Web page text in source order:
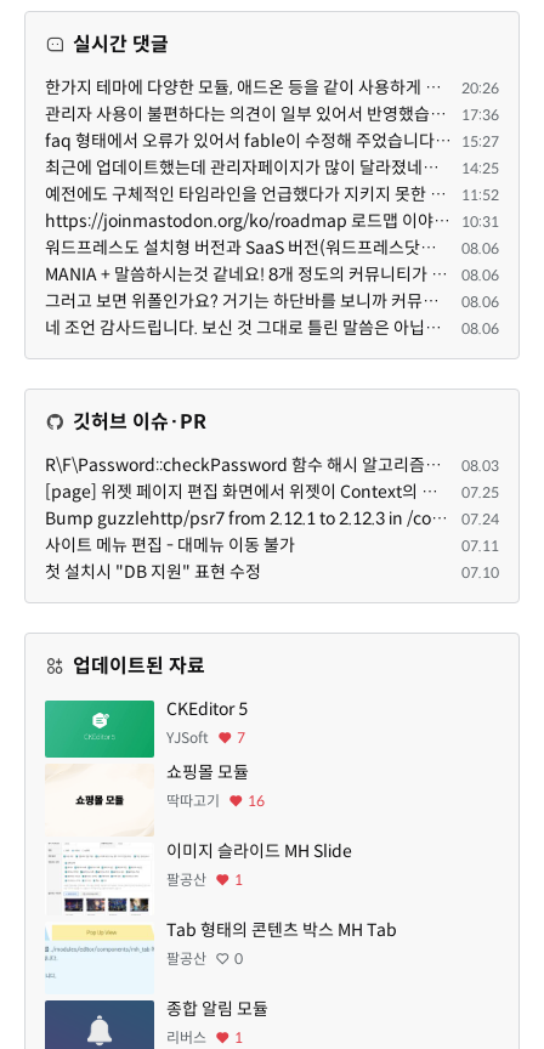
실시간 댓글
한가지 테마에 다양한 모듈, 애드온 등을 같이 사용하게 되면 의외로 어려운게 일관성이 있는 디자인의 유지... 20:26
관리자 사용이 불편하다는 의견이 일부 있어서 반영했습니다 ㅎㅎ 8.4이상도 지원될 수 있도록 10.5.2 혹은 ... 17:36
faq 형태에서 오류가 있어서 fable이 수정해 주었습니다. 참고하세요. 증상 FAQ형 목록에서 항목을 펼치면 ... 15:27
최근에 업데이트했는데 관리자페이지가 많이 달라졌네요 여기서 모듈 설치하려고 하니 php 8.4.14버전이라 8... 14:25
예전에도 구체적인 타임라인을 언급했다가 지키지 못한 것에 죄송한 마음이 있다 보니 (코어 개발/운영 자체... 11:52
https://joinmastodon.org/ko/roadmap 로드맵 이야기가 나온김에 적자면 공홈에 대략적인 로드맵이 공개되어... 10:31
워드프레스도 설치형 버전과 SaaS 버전(워드프레스닷컴)은 다른 점이 많습니다. SaaS로 제공한다면 GPL 라이... 08.06
MANIA + 말씀하시는것 같네요! 8개 정도의 커뮤니티가 저 MANIA+ 기반으로 구축된거로 알고 있습니다. SaaS ... 08.06
그러고 보면 위폴인가요? 거기는 하단바를 보니까 커뮤니티 빌딩 SaaS 솔루션을 사용하고 있는거 같더라고요... 08.06
네 조언 감사드립니다. 보신 것 그대로 틀린 말씀은 아닙니다. 다만, 배포한 것에 대해 흥미가 떨어져서 뒷... 08.06
깃허브 이슈·PR
R\F\Password::checkPassword 함수 해시 알고리즘을 암시적으로 호출하는 경우 Argon2id 해시 비교 실패 08.03
[page] 위젯 페이지 편집 화면에서 위젯이 Context의 module_info를 덮어쓰면 저장이 ERR_ACT_IS_NOT_STANDALONE으로 실패 07.25
Bump guzzlehttp/psr7 from 2.12.1 to 2.12.3 in /common 07.24
사이트 메뉴 편집 - 대메뉴 이동 불가 07.11
첫 설치시 "DB 지원" 표현 수정 07.10
업데이트된 자료
CKEditor 5
YJSoft 7
쇼핑몰 모듈
딱따고기 16
이미지 슬라이드 MH Slide
팔공산 1
Tab 형태의 콘텐츠 박스 MH Tab
팔공산 0
종합 알림 모듈
리버스 1